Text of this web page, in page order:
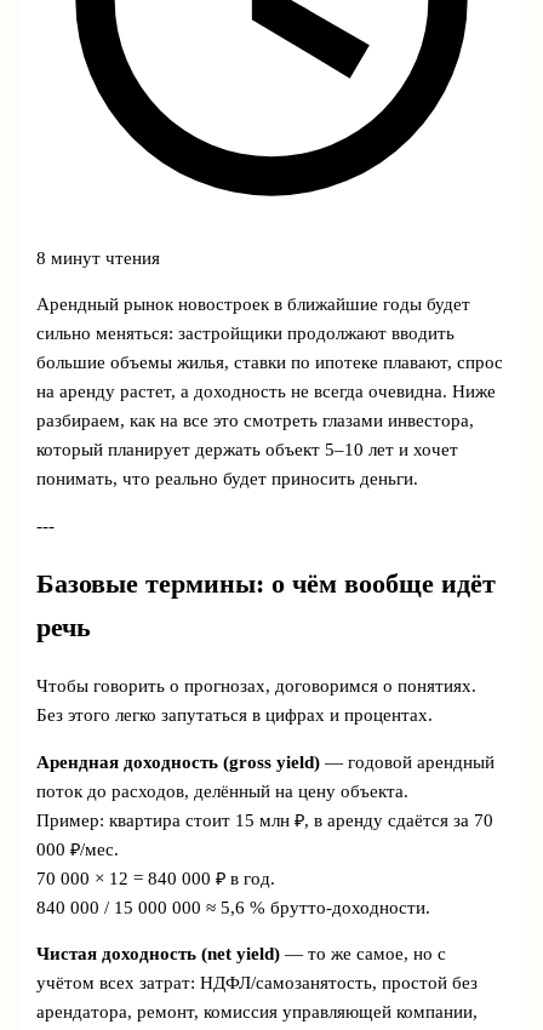
8 минут чтения
Арендный рынок новостроек в ближайшие годы будет
сильно меняться: застройщики продолжают вводить
большие объемы жилья, ставки по ипотеке плавают, спрос
на аренду растет, а доходность не всегда очевидна. Ниже
разбираем, как на все это смотреть глазами инвестора,
который планирует держать объект 5–10 лет и хочет
понимать, что реально будет приносить деньги.
---
Базовые термины: о чём вообще идёт
речь
Чтобы говорить о прогнозах, договоримся о понятиях.
Без этого легко запутаться в цифрах и процентах.
Арендная доходность (gross yield) — годовой арендный
поток до расходов, делённый на цену объекта.
Пример: квартира стоит 15 млн ₽, в аренду сдаётся за 70
000 ₽/мес.
70 000 × 12 = 840 000 ₽ в год.
840 000 / 15 000 000 ≈ 5,6 % брутто-доходности.
Чистая доходность (net yield) — то же самое, но с
учётом всех затрат: НДФЛ/самозанятость, простой без
арендатора, ремонт, комиссия управляющей компании,